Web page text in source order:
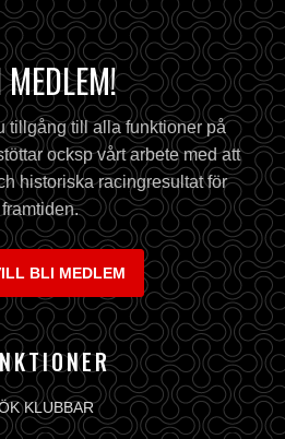
tillgång till alla funktioner på
ocksp vårt arbete med att
historiska racingresultat för
framtiden.
BLI MEDLEM
KLUBBAR